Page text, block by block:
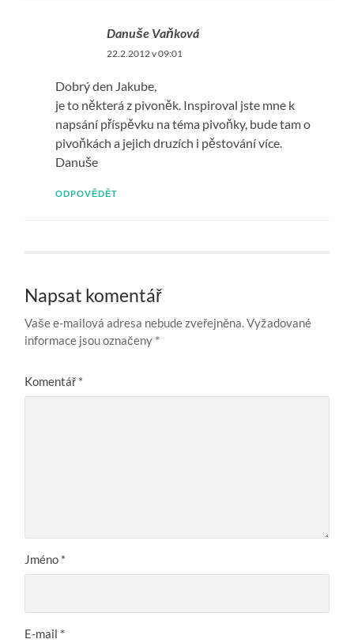
Danuše Vaňková
22.2.2012 v 09:01
Dobrý den Jakube,
je to některá z pivoněk. Inspiroval jste mne k
napsání příspěvku na téma pivoňky, bude tam o
pivoňkách a jejich druzích i pěstování více.
Danuše
ODPOVĚDĚT
Napsat komentář
Vaše e-mailová adresa nebude zveřejněna.Vyžadované
informace jsou označeny *
Komentář *
Jméno *
E-mail *